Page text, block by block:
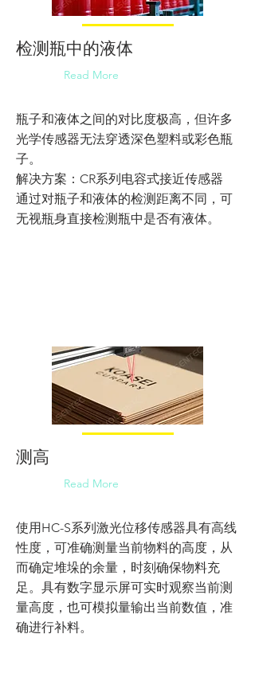
检测瓶中的液体
Read More
瓶子和液体之间的对比度极高，但许多
光学传感器无法穿透深色塑料或彩色瓶
子。
解决方案：CR系列电容式接近传感器
通过对瓶子和液体的检测距离不同，可
无视瓶身直接检测瓶中是否有液体。
测高
Read More
使用HC-S系列激光位移传感器具有高线
性度，可准确测量当前物料的高度，从
而确定堆垛的余量，时刻确保物料充
足。具有数字显示屏可实时观察当前测
量高度，也可模拟量输出当前数值，准
确进行补料。